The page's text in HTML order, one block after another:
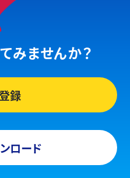
みませんか？
録
ロード